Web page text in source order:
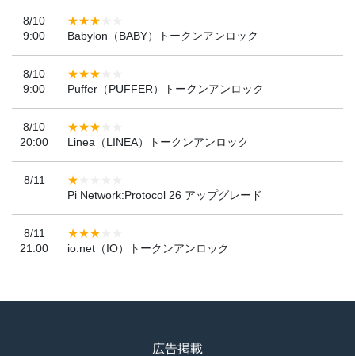
8/10
9:00
Babylon（BABY）トークンアンロック
8/10
9:00
Puffer（PUFFER）トークンアンロック
8/10
20:00
Linea（LINEA）トークンアンロック
8/11
Pi Network:Protocol 26 アップグレード
8/11
21:00
io.net（IO）トークンアンロック
広告掲載